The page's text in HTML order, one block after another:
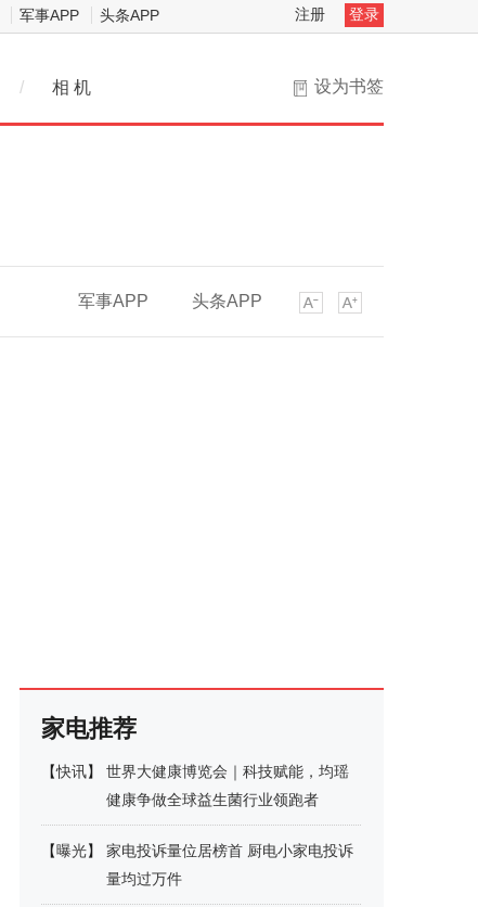
军事APP 头条APP 注册 登录
设为书签
/ 相 机
军事APP 头条APP
家电推荐
【快讯】
世界大健康博览会｜科技赋能，均瑶
健康争做全球益生菌行业领跑者
【曝光】
家电投诉量位居榜首 厨电小家电投诉
量均过万件